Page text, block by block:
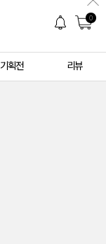
0
기획전 리뷰